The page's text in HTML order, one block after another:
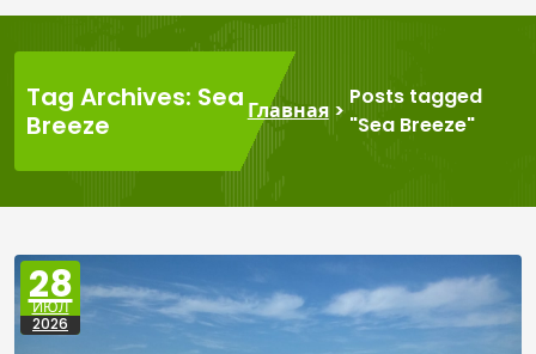
Tag Archives: Sea
Breeze
Главная>
Posts tagged
"Sea Breeze"
28
ИЮЛ
2026